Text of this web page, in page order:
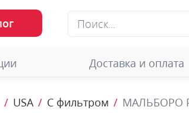
Доставка и оплата
USA С фильтром МАЛЬБОРО